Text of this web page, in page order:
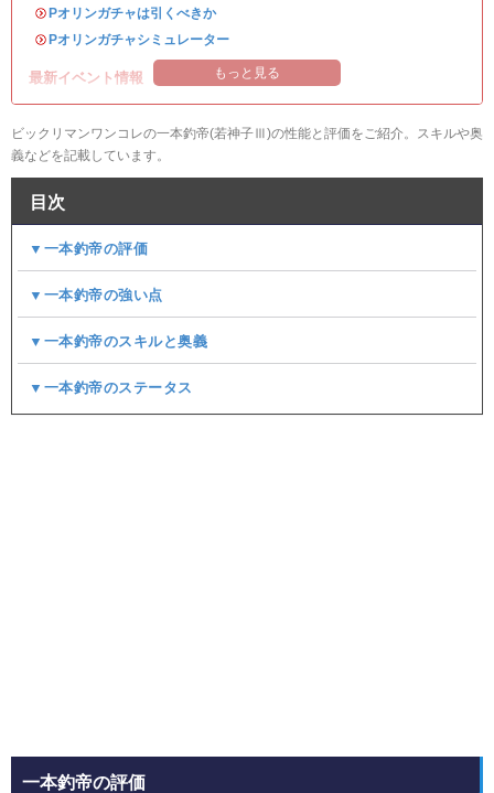
・Pオリンガチャは引くべきか
・Pオリンガチャシミュレーター
最新イベント情報 もっと見る
ビックリマンワンコレの一本釣帝(若神子Ⅲ)の性能と評価をご紹介。スキルや奥
義などを記載しています。
目次
▼一本釣帝の評価
▼一本釣帝の強い点
▼一本釣帝のスキルと奥義
▼一本釣帝のステータス
一本釣帝の評価